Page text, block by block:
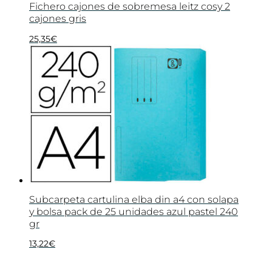
Fichero cajones de sobremesa leitz cosy 2
cajones gris
25,35€
Subcarpeta cartulina elba din a4 con solapa
y bolsa pack de 25 unidades azul pastel 240
gr
13,22€